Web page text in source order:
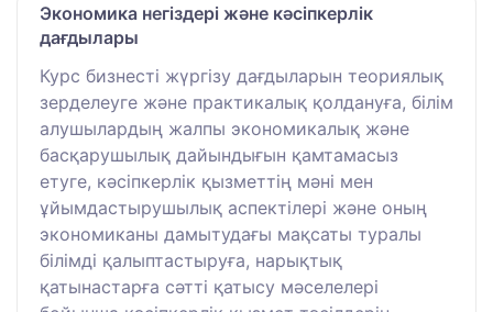
Экономика негіздері және кәсіпкерлік
дағдылары
Курс бизнесті жүргізу дағдыларын теориялық
зерделеуге және практикалық қолдануға, білім
алушылардың жалпы экономикалық және
басқарушылық дайындығын қамтамасыз
етуге, кәсіпкерлік қызметтің мәні мен
ұйымдастырушылық аспектілері және оның
экономиканы дамытудағы мақсаты туралы
білімді қалыптастыруға, нарықтық
қатынастарға сәтті қатысу мәселелері